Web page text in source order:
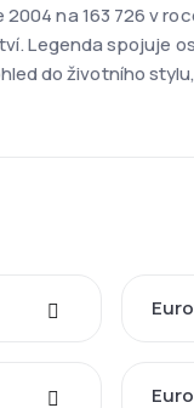
na 163 726 v
Legenda spojuje
do životního